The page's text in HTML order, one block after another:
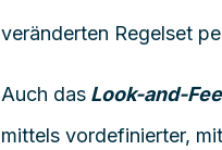
veränderten Regelset
Auch dasLook-and-
mittelsvordefinierter,